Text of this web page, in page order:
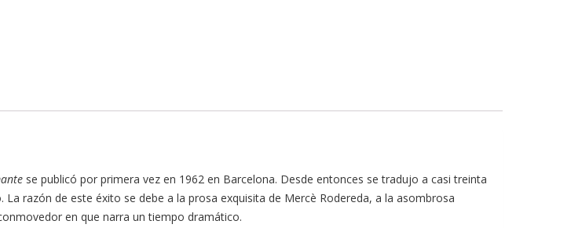
se publicó por primera vez en 1962 en Barcelona. Desde entonces se tradujo a casi treinta
razón de este éxito se debe a la prosa exquisita de Mercè Rodereda, a la asombrosa
en que narra un tiempo dramático.